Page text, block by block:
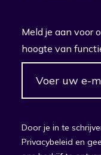
Meld je aan voor
hoogte van
Door je in te
Privacybeleid en